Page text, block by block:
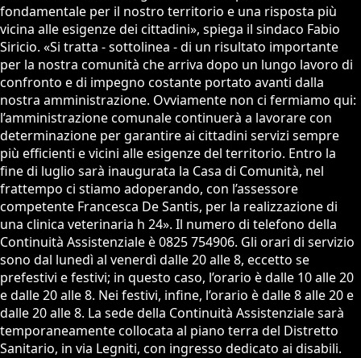
fondamentale per il nostro territorio e una risposta più
vicina alle esigenze dei cittadini», spiega il sindaco Fabio
Siricio. «Si tratta - sottolinea - di un risultato importante
per la nostra comunità che arriva dopo un lungo lavoro di
confronto e di impegno costante portato avanti dalla
nostra amministrazione. Ovviamente non ci fermiamo qui:
l’amministrazione comunale continuerà a lavorare con
determinazione per garantire ai cittadini servizi sempre
più efficienti e vicini alle esigenze del territorio. Entro la
fine di luglio sarà inaugurata la Casa di Comunità, nel
frattempo ci stiamo adoperando, con l’assessore
competente Francesca De Santis, per la realizzazione di
una clinica veterinaria h 24». Il numero di telefono della
Continuità Assistenziale è 0825 754906. Gli orari di servizio
sono dal lunedì al venerdì dalle 20 alle 8, eccetto se
prefestivi e festivi; in questo caso, l’orario è dalle 10 alle 20
e dalle 20 alle 8. Nei festivi, infine, l’orario è dalle 8 alle 20 e
dalle 20 alle 8. La sede della Continuità Assistenziale sarà
temporaneamente collocata al piano terra del Distretto
Sanitario, in via Legniti, con ingresso dedicato ai disabili.